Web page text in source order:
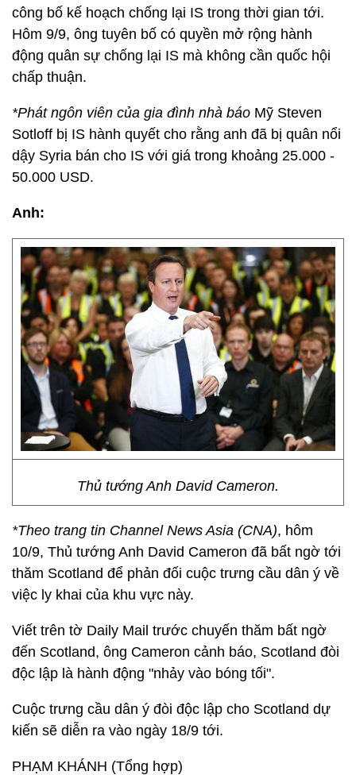
công bố kế hoạch chống lại IS trong thời gian tới.
Hôm 9/9, ông tuyên bố có quyền mở rộng hành
động quân sự chống lại IS mà không cần quốc hội
chấp thuận.
*Phát ngôn viên của gia đình nhà báo Mỹ Steven
Sotloff bị IS hành quyết cho rằng anh đã bị quân nổi
dậy Syria bán cho IS với giá trong khoảng 25.000 -
50.000 USD.
Anh:
Thủ tướng Anh David Cameron.
*Theo trang tin Channel News Asia (CNA), hôm
10/9, Thủ tướng Anh David Cameron đã bất ngờ tới
thăm Scotland để phản đối cuộc trưng cầu dân ý về
việc ly khai của khu vực này.
Viết trên tờ Daily Mail trước chuyến thăm bất ngờ
đến Scotland, ông Cameron cảnh báo, Scotland đòi
độc lập là hành động "nhảy vào bóng tối".
Cuộc trưng cầu dân ý đòi độc lập cho Scotland dự
kiến sẽ diễn ra vào ngày 18/9 tới.
PHẠM KHÁNH (Tổng hợp)